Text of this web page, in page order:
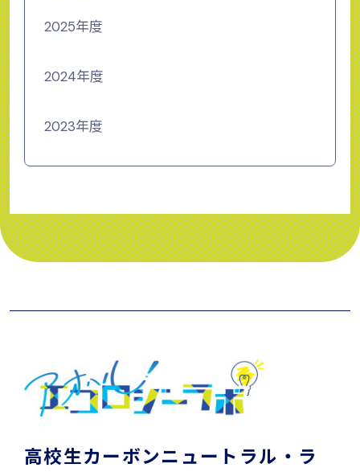
2025年度
2024年度
2023年度
高校生カーボンニュートラル・ラ